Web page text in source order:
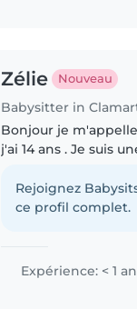
facilement. Je suis
Zélie Nouveau
Babysitter in
Bonjour je
j'ai 14 ans . Je suis
empathique et
passer du temps
Rejoignez
ce profil complet.
Expérience: < 1 an